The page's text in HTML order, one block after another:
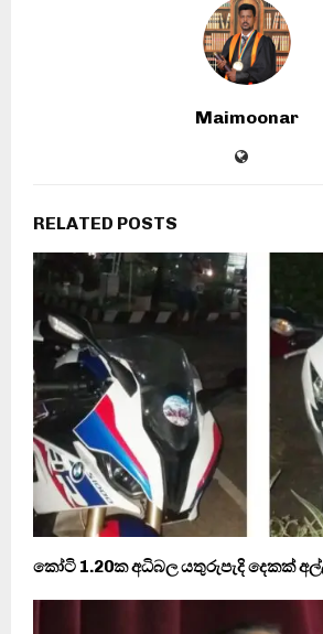
Maimoonar
RELATED POSTS
කෝටි 1.20ක අධිබල යතුරුපැදි දෙකක්